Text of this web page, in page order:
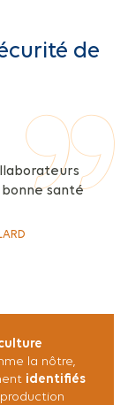
de
santé
la nôtre,
identifiés